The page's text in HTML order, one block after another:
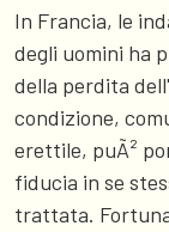
In Francia, le
degli uomini ha
della perdita
condizione,
erettile, puÃ²
fiducia in se
trattata.